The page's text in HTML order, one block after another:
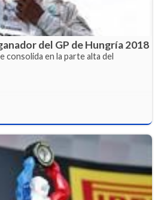
del GP de Hungría 2018
consolida en la parte alta del